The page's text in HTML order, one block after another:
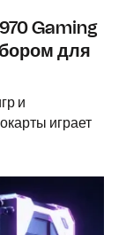
Gaming
для
и
играет